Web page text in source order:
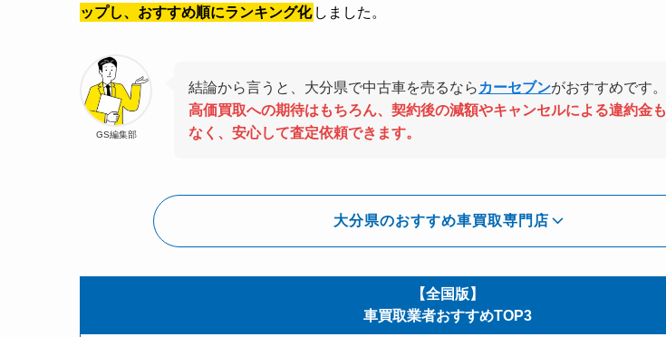
ップし、おすすめ順にランキング化 しました。
GS編集部
結論から言うと、大分県で中古車を売るなら カーセブンがおすすめです。
高価買取への期待はもちろん、契約後の減額やキャンセルによる違約金も
なく、安心して査定依頼できます。
大分県のおすすめ車買取専門店
【全国版】
車買取業者おすすめTOP3